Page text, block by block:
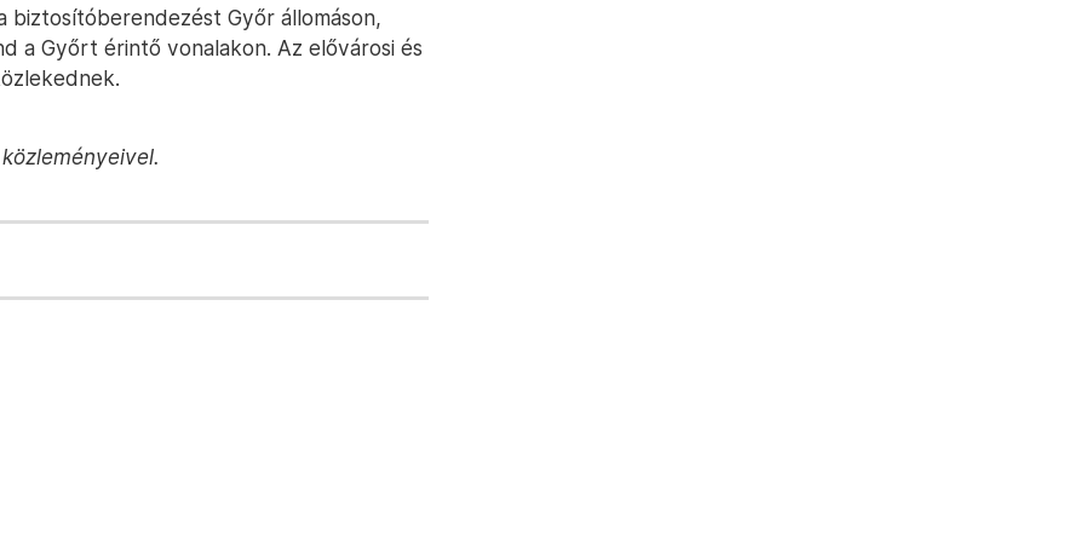
Győr állomáson,
a Győrt érintő vonalakon. Az elővárosi és